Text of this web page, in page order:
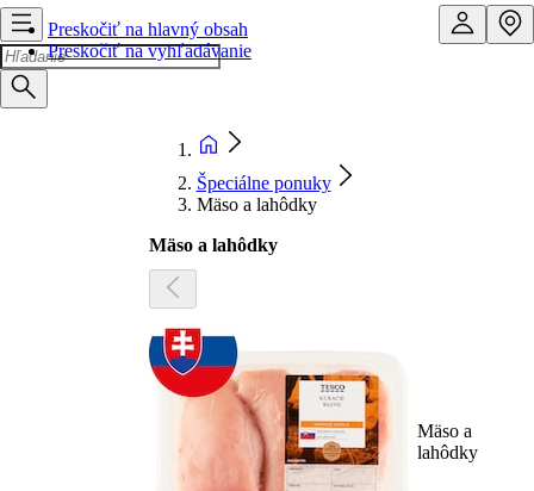
Preskočiť na hlavný obsah
Preskočiť na vyhľadávanie
Špeciálne ponuky
Mäso a lahôdky
Mäso a lahôdky
Mäso a
lahôdky